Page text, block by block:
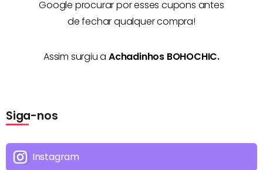
Google procurar por esses cupons antes
de fechar qualquer compra!
Assim surgiu a Achadinhos BOHOCHIC.
Siga-nos
Instagram